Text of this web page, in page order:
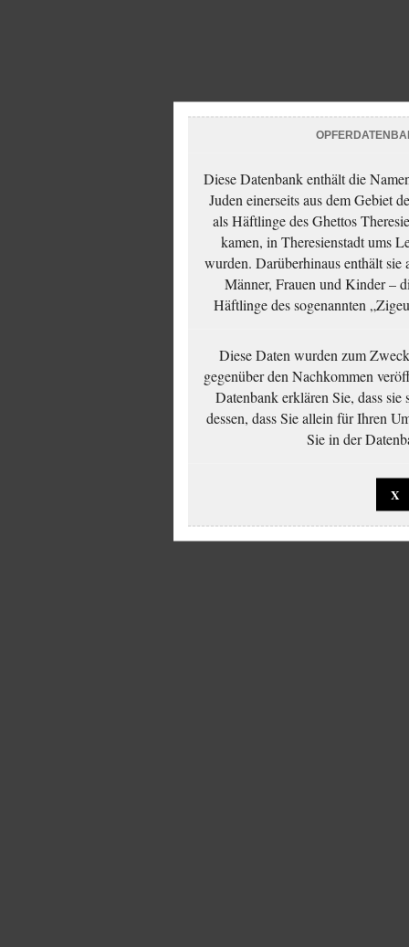
Diese Datenbank enthält die
Juden einerseits aus dem Gebiet
als Häftlinge des Ghettos
kamen, in Theresienstadt ums
wurden. Darüberhinaus enthält
Männer, Frauen und Kinder –
Häftlinge des sogenannten
Diese Daten wurden zum
gegenüber den Nachkommen
Datenbank erklären Sie, dass sie
dessen, dass Sie allein für Ihren
Sie in der
X